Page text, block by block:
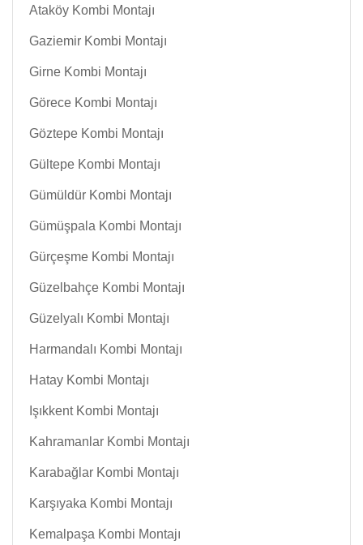
Ataköy Kombi Montajı
Gaziemir Kombi Montajı
Girne Kombi Montajı
Görece Kombi Montajı
Göztepe Kombi Montajı
Gültepe Kombi Montajı
Gümüldür Kombi Montajı
Gümüşpala Kombi Montajı
Gürçeşme Kombi Montajı
Güzelbahçe Kombi Montajı
Güzelyalı Kombi Montajı
Harmandalı Kombi Montajı
Hatay Kombi Montajı
Işıkkent Kombi Montajı
Kahramanlar Kombi Montajı
Karabağlar Kombi Montajı
Karşıyaka Kombi Montajı
Kemalpaşa Kombi Montajı